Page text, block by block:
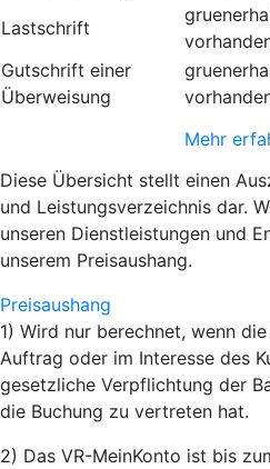
Lastschrift
Gutschrift einer
Überweisung
Mehr
Diese Übersicht stellt einen
und Leistungsverzeichnis dar.
unseren Dienstleistungen und
unserem Preisaushang.
Preisaushang
1) Wird nur berechnet, wenn
Auftrag oder im Interesse des
gesetzliche Verpflichtung der
die Buchung zu vertreten hat.
2) Das VR-MeinKonto ist bis